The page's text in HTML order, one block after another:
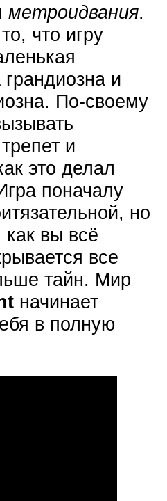
метроидвания.
что игру
и
По-своему
и
это делал
поначалу
но
как вы всё
все
тайн. Мир
начинает
в полную